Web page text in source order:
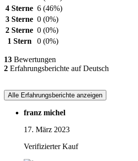
4 Sterne 6 (46%)
3 Sterne 0 (0%)
2 Sterne 0 (0%)
1 Stern
0 (0%)
13 Bewertungen
2 Erfahrungsberichte auf Deutsch
Alle Erfahrungsberichte anzeigen
franz michel
17. März 2023
Verifizierter Kauf